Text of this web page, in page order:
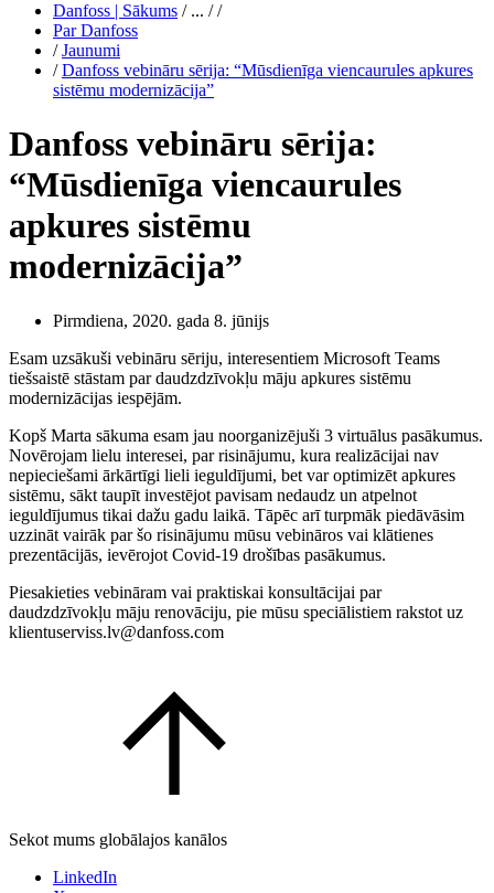
Danfoss | Sākums /... / /
Par Danfoss
/ Jaunumi
/ Danfoss vebināru sērija: “Mūsdienīga viencaurules apkures
sistēmu modernizācija”
Danfoss vebināru sērija:
“Mūsdienīga viencaurules
apkures sistēmu
modernizācija”
Pirmdiena, 2020. gada 8. jūnijs
Esam uzsākuši vebināru sēriju, interesentiem Microsoft Teams
tiešsaistē stāstam par daudzdzīvokļu māju apkures sistēmu
modernizācijas iespējām.
Kopš Marta sākuma esam jau noorganizējuši 3 virtuālus pasākumus.
Novērojam lielu interesei, par risinājumu, kura realizācijai nav
nepieciešami ārkārtīgi lieli ieguldījumi, bet var optimizēt apkures
sistēmu, sākt taupīt investējot pavisam nedaudz un atpelnot
ieguldījumus tikai dažu gadu laikā. Tāpēc arī turpmāk piedāvāsim
uzzināt vairāk par šo risinājumu mūsu vebināros vai klātienes
prezentācijās, ievērojot Covid-19 drošības pasākumus.
Piesakieties vebināram vai praktiskai konsultācijai par
daudzdzīvokļu māju renovāciju, pie mūsu speciālistiem rakstot uz
klientuserviss.lv@danfoss.com
Sekot mums globālajos kanālos
LinkedIn